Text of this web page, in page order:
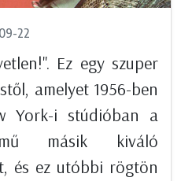
22
Ez egy szuper
amelyet 1956-ben
York-i stúdióban a
másik kiváló
és ez utóbbi rögtön